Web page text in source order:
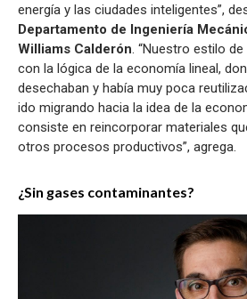
energía y las ciudades inteligentes”,
Departamento de Ingeniería
Williams Calderón. “Nuestro estilo
con la lógica de la economía lineal,
desechaban y había muy poca
ido migrando hacia la idea de la
consiste en reincorporar materiales
otros procesos productivos”, agrega.
¿Sin gases contaminantes?